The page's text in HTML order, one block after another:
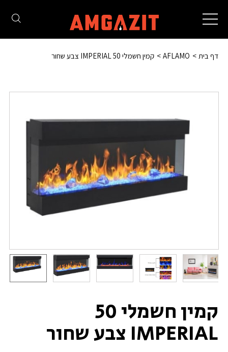
Toggle
navigation
דף בית AFLAMO קמין חשמלי 50 IMPERIAL צבע שחור
קמין חשמלי 50
IMPERIAL צבע שחור